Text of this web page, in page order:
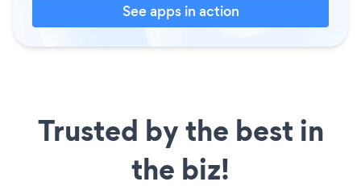
See apps in action
Trusted by the best in
the biz!